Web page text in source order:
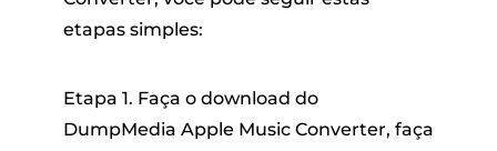
etapas simples:
Etapa 1. Faça o download do
DumpMedia Apple Music Converter, faça